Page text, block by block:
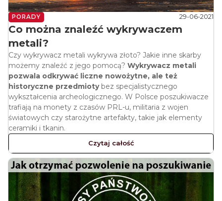
PORADY 29-06-2021
Co można znaleźć wykrywaczem
metali?
Czy wykrywacz metali wykrywa złoto? Jakie inne skarby
możemy znaleźć z jego pomocą? Wykrywacz metali
pozwala odkrywać liczne nowożytne, ale też
historyczne przedmioty bez specjalistycznego
wykształcenia archeologicznego. W Polsce poszukiwacze
trafiają na monety z czasów PRL-u, militaria z wojen
światowych czy starożytne artefakty, takie jak elementy
ceramiki i tkanin.
Czytaj całość